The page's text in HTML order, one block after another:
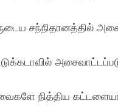
சந்நிதானத்தில்
அவைகளே நித்திய